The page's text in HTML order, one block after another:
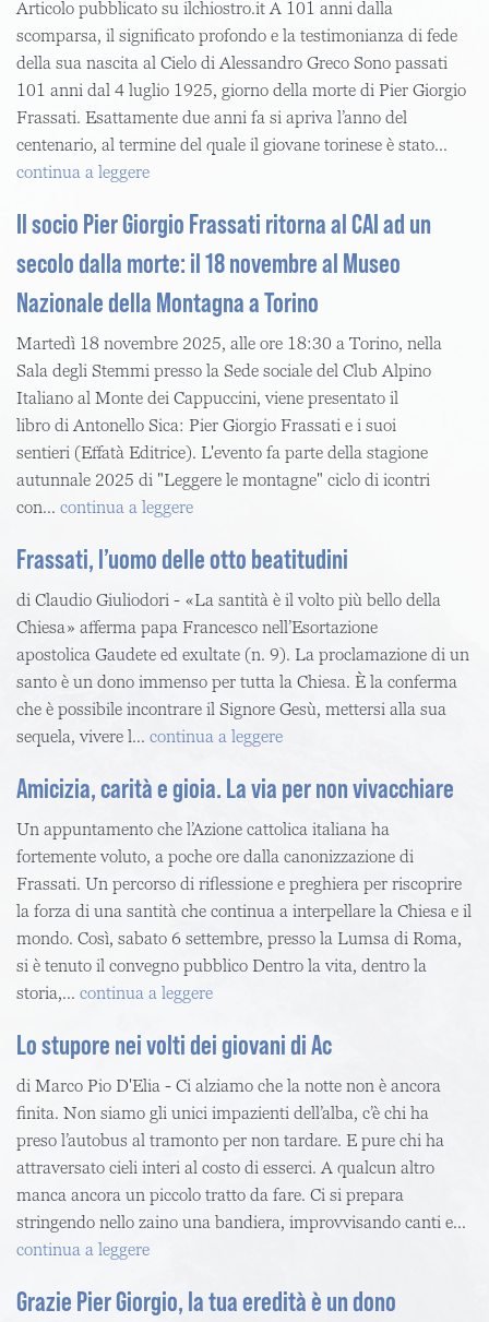
Articolo pubblicato su ilchiostro.it A 101 anni dalla
scomparsa, il significato profondo e la testimonianza di fede
della sua nascita al Cielo di Alessandro Greco Sono passati
101 anni dal 4 luglio 1925, giorno della morte di Pier Giorgio
Frassati. Esattamente due anni fa si apriva l’anno del
centenario, al termine del quale il giovane torinese è stato...
continua a leggere
Il socio Pier Giorgio Frassati ritorna al CAI ad un
secolo dalla morte: il 18 novembre al Museo
Nazionale della Montagna a Torino
Martedì 18 novembre 2025, alle ore 18:30 a Torino, nella
Sala degli Stemmi presso la Sede sociale del Club Alpino
Italiano al Monte dei Cappuccini, viene presentato il
libro di Antonello Sica: Pier Giorgio Frassati e i suoi
sentieri (Effatà Editrice). L'evento fa parte della stagione
autunnale 2025 di "Leggere le montagne" ciclo di icontri
con... continua a leggere
Frassati, l’uomo delle otto beatitudini
di Claudio Giuliodori - «La santità è il volto più bello della
Chiesa» afferma papa Francesco nell’Esortazione
apostolica Gaudete ed exultate (n. 9). La proclamazione di un
santo è un dono immenso per tutta la Chiesa. È la conferma
che è possibile incontrare il Signore Gesù, mettersi alla sua
sequela, vivere l... continua a leggere
Amicizia, carità e gioia. La via per non vivacchiare
Un appuntamento che l’Azione cattolica italiana ha
fortemente voluto, a poche ore dalla canonizzazione di
Frassati. Un percorso di riflessione e preghiera per riscoprire
la forza di una santità che continua a interpellare la Chiesa e il
mondo. Così, sabato 6 settembre, presso la Lumsa di Roma,
si è tenuto il convegno pubblico Dentro la vita, dentro la
storia,... continua a leggere
Lo stupore nei volti dei giovani di Ac
di Marco Pio D'Elia - Ci alziamo che la notte non è ancora
finita. Non siamo gli unici impazienti dell’alba, c’è chi ha
preso l’autobus al tramonto per non tardare. E pure chi ha
attraversato cieli interi al costo di esserci. A qualcun altro
manca ancora un piccolo tratto da fare. Ci si prepara
stringendo nello zaino una bandiera, improvvisando canti e...
continua a leggere
Grazie Pier Giorgio, la tua eredità è un dono